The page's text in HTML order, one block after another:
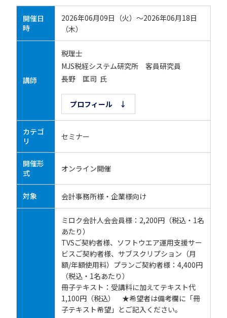
開催日
時
2026年06月09日（火）～2026年06月18日
（木）
講師
税理士
MJS税経システム研究所 客員研究員
長野 匡司 氏
プロフィール ↓
カテゴ
リ
セミナー
開催形
式
オンライン開催
対象 会計事務所様・企業様向け
ミロク会計人会会員様：2,200円（税込・1名
あたり）
TVSご契約者様、ソフトウエア運用支援サー
ビスご契約者様、サブスクリプション（月
額/年額使用料）プランご契約者様：4,400円
（税込・1名あたり）
冊子テキスト：受講料に加えてテキスト代
1,100円（税込） ★希望者は備考欄に「冊
子テキスト希望」とご記入ください。